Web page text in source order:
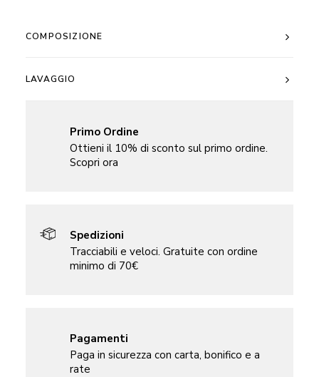
COMPOSIZIONE
LAVAGGIO
Primo Ordine
Ottieni il 10% di sconto sul primo ordine.
Scopri ora
Spedizioni
Tracciabili e veloci. Gratuite con ordine
minimo di 70€
Pagamenti
Paga in sicurezza con carta, bonifico e a
rate